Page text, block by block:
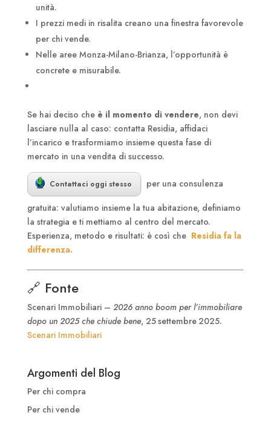
unità.
I prezzi medi in risalita creano una finestra favorevole
per chi vende.
Nelle aree Monza-Milano-Brianza, l’opportunità è
concrete e misurabile.
Se hai deciso che è il momento di vendere, non devi
lasciare nulla al caso: contatta Residia, affidaci
l’incarico e trasformiamo insieme questa fase di
mercato in una vendita di successo.
Contattaci oggi stesso
per una consulenza
gratuita: valutiamo insieme la tua abitazione, definiamo
la strategia e ti mettiamo al centro del mercato.
Esperienza, metodo e risultati: è così che Residia fa la
differenza.
🔗 Fonte
Scenari Immobiliari – 2026 anno boom per l’immobiliare
dopo un 2025 che chiude bene, 25 settembre 2025.
Scenari Immobiliari
Argomenti del Blog
Per chi compra
Per chi vende